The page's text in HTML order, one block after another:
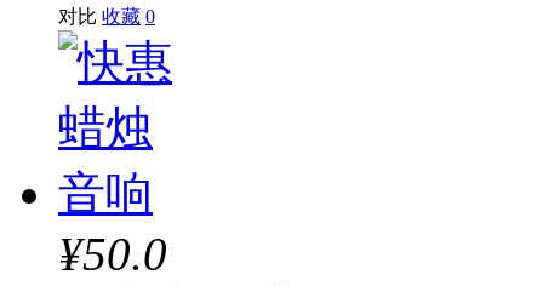
对比 收藏 0
¥50.0